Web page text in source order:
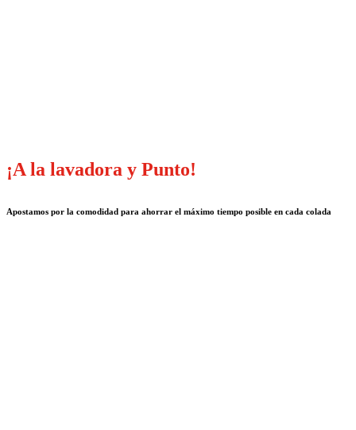
¡A la lavadora y Punto!
Apostamos por la comodidad para ahorrar el máximo tiempo posible en cada colada